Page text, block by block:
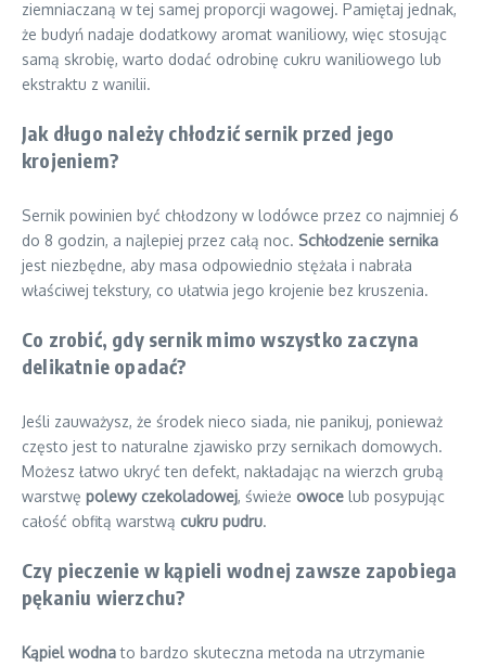
ziemniaczaną w tej samej proporcji wagowej. Pamiętaj jednak,
że budyń nadaje dodatkowy aromat waniliowy, więc stosując
samą skrobię, warto dodać odrobinę cukru waniliowego lub
ekstraktu z wanilii.
Jak długo należy chłodzić sernik przed jego
krojeniem?
Sernik powinien być chłodzony w lodówce przez co najmniej 6
do 8 godzin, a najlepiej przez całą noc. Schłodzenie sernika
jest niezbędne, aby masa odpowiednio stężała i nabrała
właściwej tekstury, co ułatwia jego krojenie bez kruszenia.
Co zrobić, gdy sernik mimo wszystko zaczyna
delikatnie opadać?
Jeśli zauważysz, że środek nieco siada, nie panikuj, ponieważ
często jest to naturalne zjawisko przy sernikach domowych.
Możesz łatwo ukryć ten defekt, nakładając na wierzch grubą
warstwę polewy czekoladowej, świeże owoce lub posypując
całość obfitą warstwą cukru pudru.
Czy pieczenie w kąpieli wodnej zawsze zapobiega
pękaniu wierzchu?
Kąpiel wodnato bardzo skuteczna metoda na utrzymanie